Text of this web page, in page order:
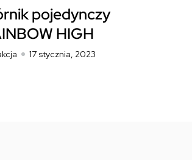
pojedynczy
HIGH
17 stycznia, 2023